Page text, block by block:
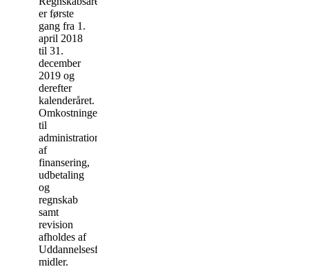
er første
gang fra 1.
april 2018
til 31.
december
2019 og
derefter
kalenderåret.
Omkostninger
til
administration
af
finansering,
udbetaling
og
regnskab
samt
revision
afholdes af
Uddannelsesfondens
midler.